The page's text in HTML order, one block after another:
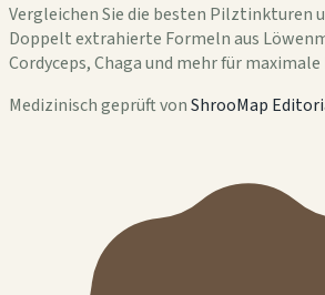
Vergleichen Sie die besten Pilztinkturen
Doppelt extrahierte Formeln aus
Cordyceps, Chaga und mehr für
Medizinisch geprüft vonShrooMap